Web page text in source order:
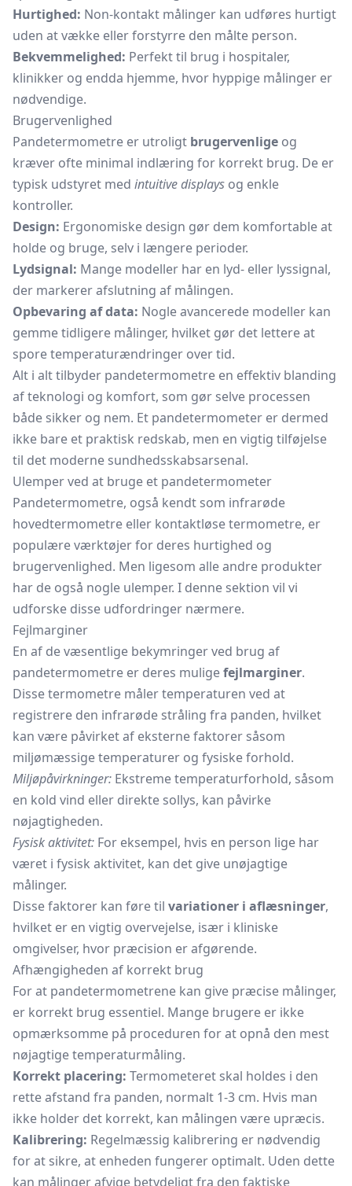
Hurtighed: Non-kontakt målinger kan udføres hurtigt
uden at vække eller forstyrre den målte person.
Bekvemmelighed: Perfekt til brug i hospitaler,
klinikker og endda hjemme, hvor hyppige målinger er
nødvendige.
Brugervenlighed
Pandetermometre er utroligt brugervenlige og
kræver ofte minimal indlæring for korrekt brug. De er
typisk udstyret med intuitive displays og enkle
kontroller.
Design: Ergonomiske design gør dem komfortable at
holde og bruge, selv i længere perioder.
Lydsignal: Mange modeller har en lyd- eller lyssignal,
der markerer afslutning af målingen.
Opbevaring af data: Nogle avancerede modeller kan
gemme tidligere målinger, hvilket gør det lettere at
spore temperaturændringer over tid.
Alt i alt tilbyder pandetermometre en effektiv blanding
af teknologi og komfort, som gør selve processen
både sikker og nem. Et pandetermometer er dermed
ikke bare et praktisk redskab, men en vigtig tilføjelse
til det moderne sundhedsskabsarsenal.
Ulemper ved at bruge et pandetermometer
Pandetermometre, også kendt som infrarøde
hovedtermometre eller kontaktløse termometre, er
populære værktøjer for deres hurtighed og
brugervenlighed. Men ligesom alle andre produkter
har de også nogle ulemper. I denne sektion vil vi
udforske disse udfordringer nærmere.
Fejlmarginer
En af de væsentlige bekymringer ved brug af
pandetermometre er deres muligefejlmarginer.
Disse termometre måler temperaturen ved at
registrere den infrarøde stråling fra panden, hvilket
kan være påvirket af eksterne faktorer såsom
miljømæssige temperaturer og fysiske forhold.
Miljøpåvirkninger: Ekstreme temperaturforhold, såsom
en kold vind eller direkte sollys, kan påvirke
nøjagtigheden.
Fysisk aktivitet: For eksempel, hvis en person lige har
været i fysisk aktivitet, kan det give unøjagtige
målinger.
Disse faktorer kan føre til variationer i aflæsninger,
hvilket er en vigtig overvejelse, især i kliniske
omgivelser, hvor præcision er afgørende.
Afhængigheden af korrekt brug
For at pandetermometrene kan give præcise målinger,
er korrekt brug essentiel. Mange brugere er ikke
opmærksomme på proceduren for at opnå den mest
nøjagtige temperaturmåling.
Korrekt placering: Termometeret skal holdes i den
rette afstand fra panden, normalt 1-3 cm. Hvis man
ikke holder det korrekt, kan målingen være upræcis.
Kalibrering: Regelmæssig kalibrering er nødvendig
for at sikre, at enheden fungerer optimalt. Uden dette
kan målinger afvige betydeligt fra den faktiske